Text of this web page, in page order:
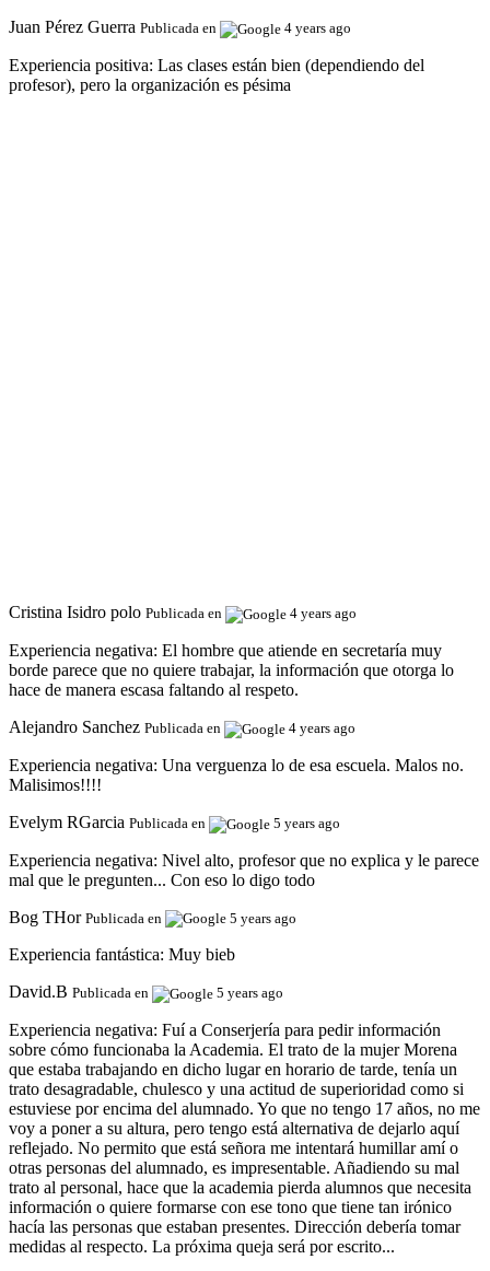
Juan Pérez Guerra Publicada en 4 years ago
Experiencia positiva: Las clases están bien (dependiendo del
profesor), pero la organización es pésima
Cristina Isidro polo Publicada en 4 years ago
Experiencia negativa: El hombre que atiende en secretaría muy
borde parece que no quiere trabajar, la información que otorga lo
hace de manera escasa faltando al respeto.
Alejandro Sanchez Publicada en 4 years ago
Experiencia negativa: Una verguenza lo de esa escuela. Malos no.
Malisimos!!!!
Evelym RGarcia Publicada en 5 years ago
Experiencia negativa: Nivel alto, profesor que no explica y le parece
mal que le pregunten... Con eso lo digo todo
Bog THor Publicada en 5 years ago
Experiencia fantástica: Muy bieb
David.B Publicada en 5 years ago
Experiencia negativa: Fuí a Conserjería para pedir información
sobre cómo funcionaba la Academia. El trato de la mujer Morena
que estaba trabajando en dicho lugar en horario de tarde, tenía un
trato desagradable, chulesco y una actitud de superioridad como si
estuviese por encima del alumnado. Yo que no tengo 17 años, no me
voy a poner a su altura, pero tengo está alternativa de dejarlo aquí
reflejado. No permito que está señora me intentará humillar amí o
otras personas del alumnado, es impresentable. Añadiendo su mal
trato al personal, hace que la academia pierda alumnos que necesita
información o quiere formarse con ese tono que tiene tan irónico
hacía las personas que estaban presentes. Dirección debería tomar
medidas al respecto. La próxima queja será por escrito...